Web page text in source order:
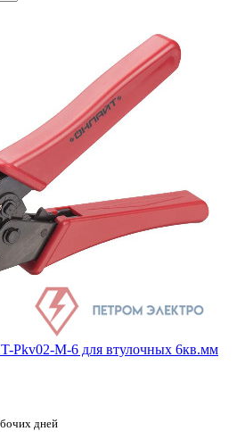
Pkv02-M-6 для втулочных 6кв.мм
дней